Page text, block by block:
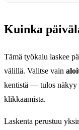
Kuinka
Tämä työkalu laskee
välillä. Valitse vain
kentistä — tulos näkyy
klikkaamista.
Laskenta perustuu